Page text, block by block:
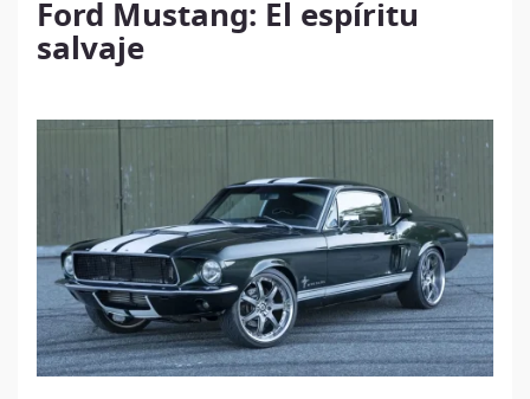
Ford Mustang: El espíritu
salvaje